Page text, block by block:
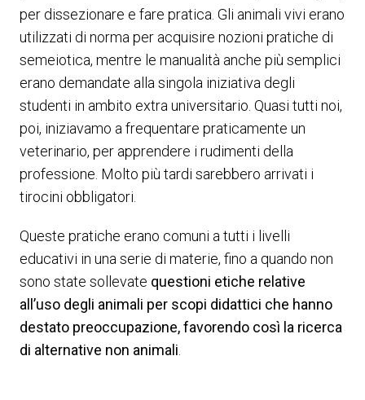
per dissezionare e fare pratica. Gli animali vivi erano
utilizzati di norma per acquisire nozioni pratiche di
semeiotica, mentre le manualità anche più semplici
erano demandate alla singola iniziativa degli
studenti in ambito extra universitario. Quasi tutti noi,
poi, iniziavamo a frequentare praticamente un
veterinario, per apprendere i rudimenti della
professione. Molto più tardi sarebbero arrivati i
tirocini obbligatori.
Queste pratiche erano comuni a tutti i livelli
educativi in una serie di materie, fino a quando non
sono state sollevate questioni etiche relative
all’uso degli animali per scopi didattici che hanno
destato preoccupazione, favorendo così la ricerca
di alternative non animali.